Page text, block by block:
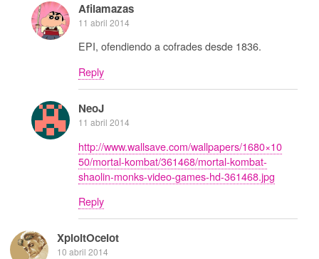
Afilamazas
11 abril 2014
EPI, ofendiendo a cofrades desde 1836.
Reply
NeoJ
11 abril 2014
http://www.wallsave.com/wallpapers/1680×10
50/mortal-kombat/361468/mortal-kombat-
shaolin-monks-video-games-hd-361468.jpg
Reply
XploitOcelot
10 abril 2014